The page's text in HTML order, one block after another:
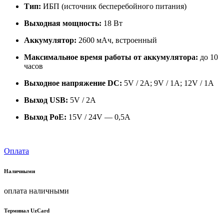
Тип: ИБП (источник бесперебойного питания)
Выходная мощность: 18 Вт
Аккумулятор: 2600 мАч, встроенный
Максимальное время работы от аккумулятора: до 10
часов
Выходное напряжение DC: 5V / 2A; 9V / 1A; 12V / 1A
Выход USB: 5V / 2A
Выход PoE: 15V / 24V — 0,5A
Оплата
Наличными
оплата наличными
Терминал UzCard